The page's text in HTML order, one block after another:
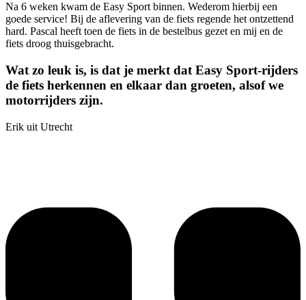
Na 6 weken kwam de Easy Sport binnen. Wederom hierbij een
goede service! Bij de aflevering van de fiets regende het ontzettend
hard. Pascal heeft toen de fiets in de bestelbus gezet en mij en de
fiets droog thuisgebracht.
Wat zo leuk is, is dat je merkt dat Easy Sport-rijders
de fiets herkennen en elkaar dan groeten, alsof we
motorrijders zijn.
Erik uit Utrecht